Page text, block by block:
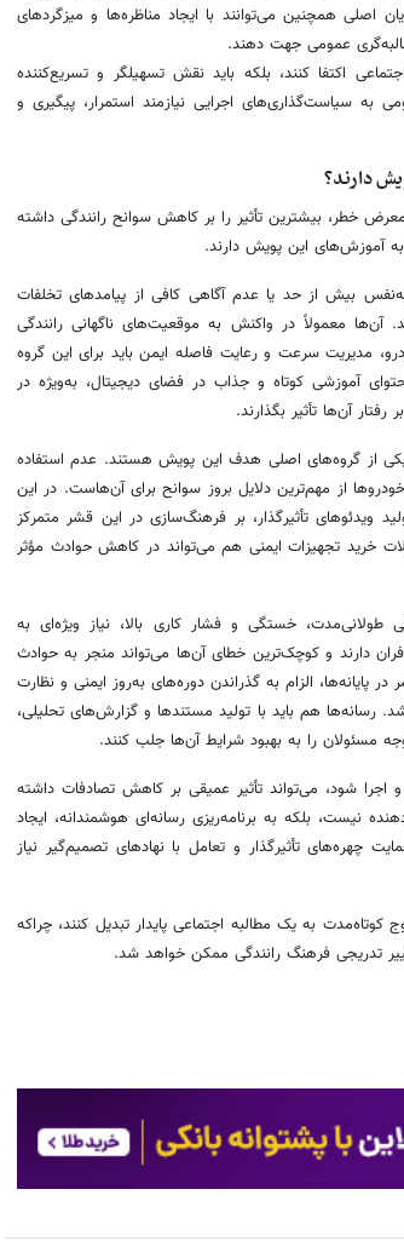
اصلی همچنین می‌توانند با ایجاد مناظره‌ها و میزگردهای
عمومی جهت دهند.
اکتفا کنند، بلکه باید نقش تسهیلگر و تسریع‌کننده
به سیاست‌گذاری‌های اجرایی نیازمند استمرار، پیگیری و
دارند؟
خطر، بیشترین تأثیر را بر کاهش سوانح رانندگی داشته
آموزش‌های این پویش دارند.
بیش از حد یا عدم آگاهی کافی از پیامدهای تخلفات
معمولاً در واکنش به موقعیت‌های ناگهانی رانندگی
مدیریت سرعت و رعایت فاصله ایمن باید برای این گروه
آموزشی کوتاه و جذاب در فضای دیجیتال، به‌ویژه در
آن‌ها تأثیر بگذارند.
از گروه‌های اصلی هدف این پویش هستند. عدم استفاده
از مهم‌ترین دلایل بروز سوانح برای آن‌هاست. در این
ویدئوهای تأثیرگذار، بر فرهنگ‌سازی در این قشر متمرکز
خرید تجهیزات ایمنی هم می‌تواند در کاهش حوادث مؤثر
طولانی‌مدت، خستگی و فشار کاری بالا، نیاز ویژه‌ای به
دارند و کوچک‌ترین خطای آن‌ها می‌تواند منجر به حوادث
پایانه‌ها، الزام به گذراندن دوره‌های به‌روز ایمنی و نظارت
رسانه‌ها هم باید با تولید مستندها و گزارش‌های تحلیلی،
مسئولان را به بهبود شرایط آن‌ها جلب کنند.
شود، می‌تواند تأثیر عمیقی بر کاهش تصادفات داشته
نیست، بلکه به برنامه‌ریزی رسانه‌ای هوشمندانه، ایجاد
تأثیرگذار و تعامل با نهادهای تصمیم‌گیر نیاز
به یک مطالبه اجتماعی پایدار تبدیل کنند، چراکه
تدریجی فرهنگ رانندگی ممکن خواهد شد.